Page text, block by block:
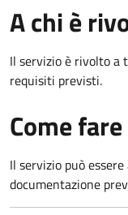
A chi è
Il servizio è rivolto a
requisiti previsti.
Come fare
Il servizio può
documentazione